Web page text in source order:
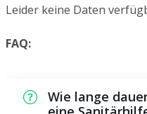
Leider keine Daten
FAQ:
Wie lange